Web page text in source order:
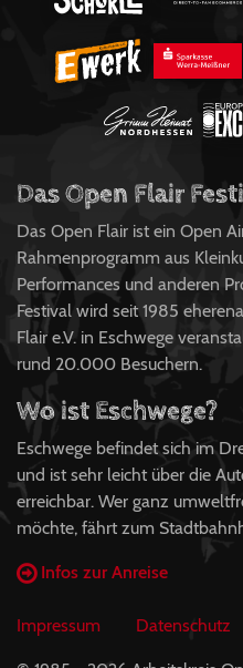
Das Open Flair
Das Open Flair ist ein Open
Rahmenprogramm aus
Performances und anderen
Festival wird seit 1985
Flair e.V. in Eschwege
rund 20.000 Besuchern.
Wo ist Eschwege?
Eschwege befindet sich im
und ist sehr leicht über die
erreichbar. Wer ganz
möchte, fährt zum
Infos zur Anreise
Impressum Datenschutz